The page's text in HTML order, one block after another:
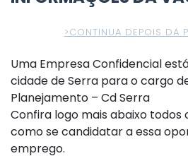
>CONTINUA DEPOIS DA
Uma Empresa Confidencial
cidade de Serra para o cargo
Planejamento – Cd Serra
Confira logo mais abaixo todos
como se candidatar a essa
emprego.